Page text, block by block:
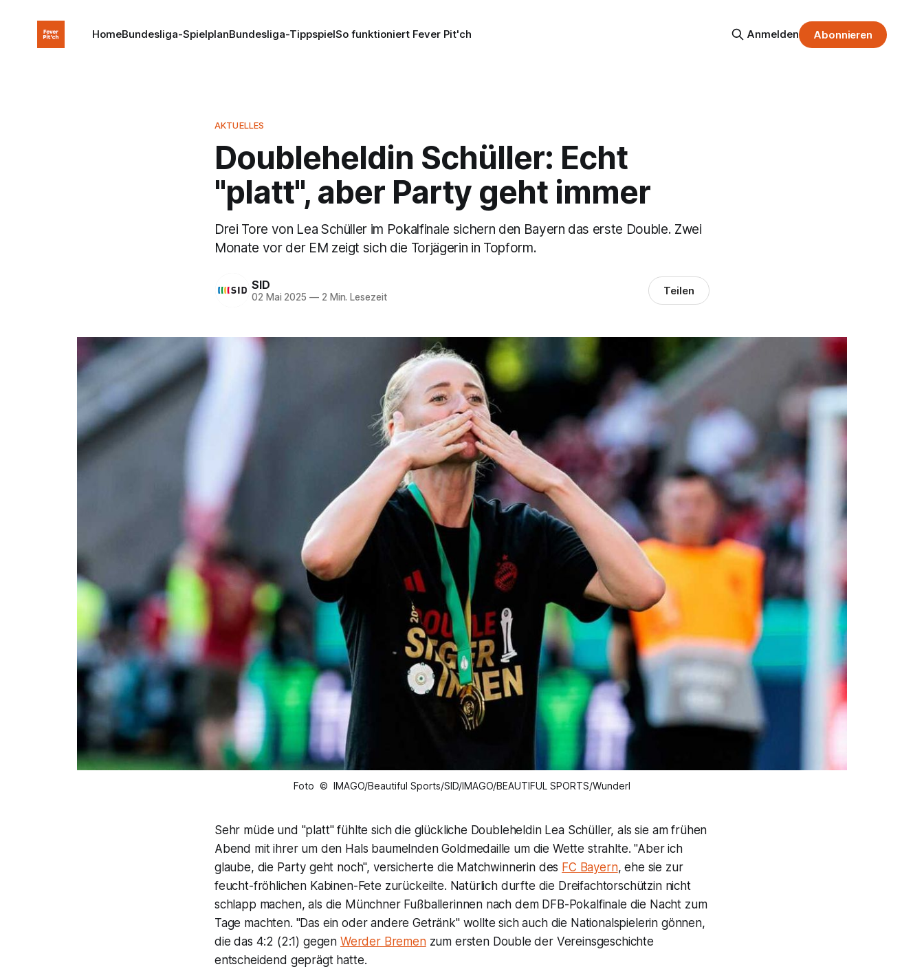
HomeBundesliga-SpielplanBundesliga-TippspielSo funktioniert Fever Pit'ch Anmelden Abonnieren
AKTUELLES
Doubleheldin Schüller: Echt
"platt", aber Party geht immer
Drei Tore von Lea Schüller im Pokalfinale sichern den Bayern das erste Double. Zwei
Monate vor der EM zeigt sich die Torjägerin in Topform.
SID
02 Mai 2025 —2 Min. Lesezeit Teilen
Foto © IMAGO/Beautiful Sports/SID/IMAGO/BEAUTIFUL SPORTS/Wunderl
Sehr müde und "platt" fühlte sich die glückliche Doubleheldin Lea Schüller, als sie am frühen
Abend mit ihrer um den Hals baumelnden Goldmedaille um die Wette strahlte. "Aber ich
glaube, die Party geht noch", versicherte die Matchwinnerin des FC Bayern, ehe sie zur
feucht-fröhlichen Kabinen-Fete zurückeilte. Natürlich durfte die Dreifachtorschützin nicht
schlapp machen, als die Münchner Fußballerinnen nach dem DFB-Pokalfinale die Nacht zum
Tage machten. "Das ein oder andere Getränk" wollte sich auch die Nationalspielerin gönnen,
die das 4:2 (2:1) gegen Werder Bremenzum ersten Double der Vereinsgeschichte
entscheidend geprägt hatte.